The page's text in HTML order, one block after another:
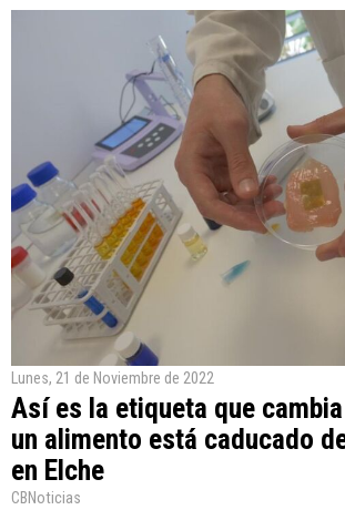
Lunes, 21 de Noviembre de 2022
Así es la etiqueta que
un alimento está caducado
en Elche
CBNoticias